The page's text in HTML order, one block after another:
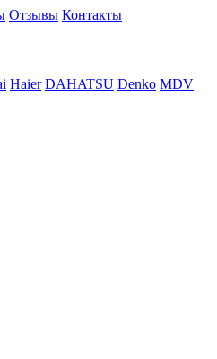
Отзывы Контакты
Haier DAHATSU Denko MDV